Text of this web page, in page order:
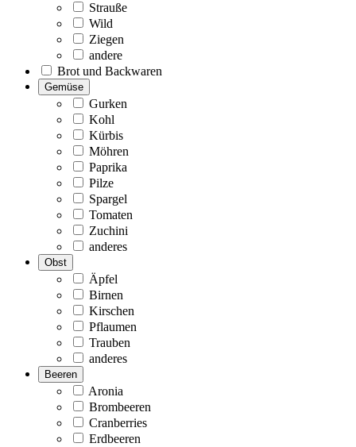
Strauße
Wild
Ziegen
andere
Brot und Backwaren
Gemüse
Gurken
Kohl
Kürbis
Möhren
Paprika
Pilze
Spargel
Tomaten
Zuchini
anderes
Obst
Äpfel
Birnen
Kirschen
Pflaumen
Trauben
anderes
Beeren
Aronia
Brombeeren
Cranberries
Erdbeeren